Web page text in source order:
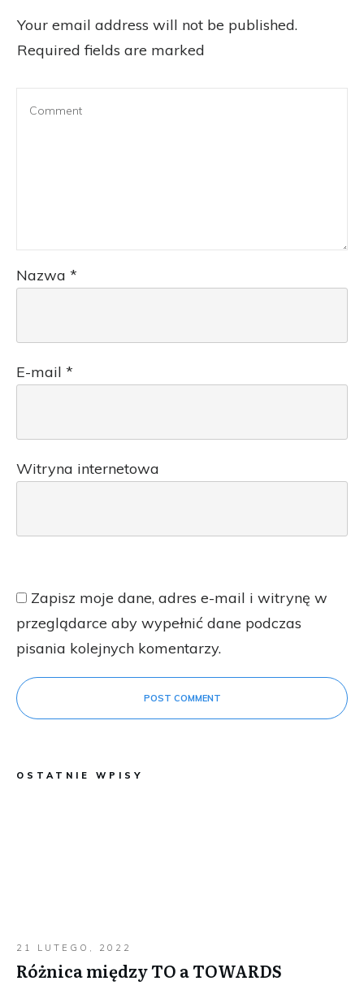
Your email address will not be published.
Required fields are marked
Nazwa *
E-mail *
Witryna internetowa
Zapisz moje dane, adres e-mail i witrynę w
przeglądarce aby wypełnić dane podczas
pisania kolejnych komentarzy.
POST COMMENT
OSTATNIE WPISY
21 LUTEGO, 2022
Różnica między TO a TOWARDS